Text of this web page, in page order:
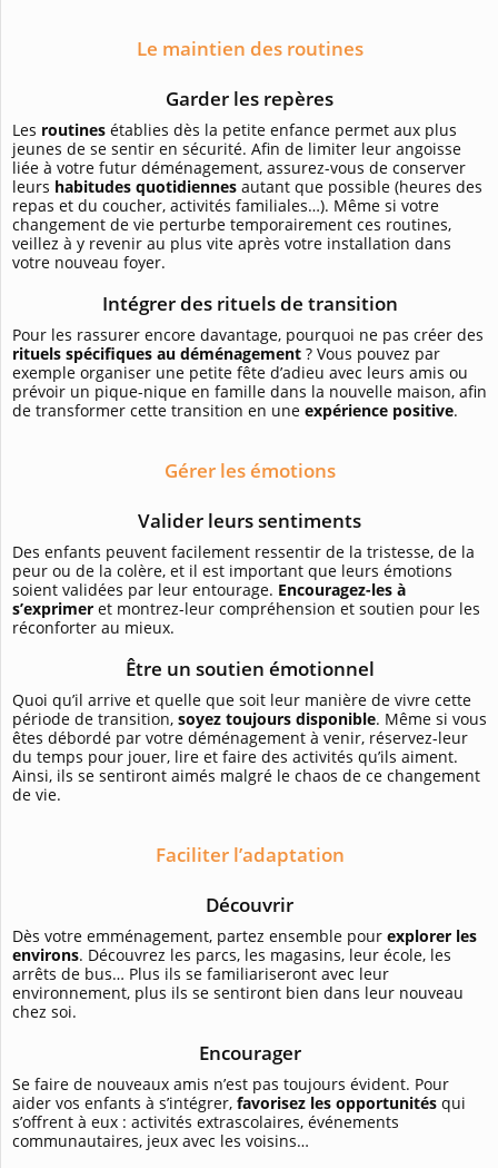
Le maintien des routines
Garder les repères
Les routines établies dès la petite enfance permet aux plus
jeunes de se sentir en sécurité. Afin de limiter leur angoisse
liée à votre futur déménagement, assurez-vous de conserver
leurs habitudes quotidiennes autant que possible (heures des
repas et du coucher, activités familiales…). Même si votre
changement de vie perturbe temporairement ces routines,
veillez à y revenir au plus vite après votre installation dans
votre nouveau foyer.
Intégrer des rituels de transition
Pour les rassurer encore davantage, pourquoi ne pas créer des
rituels spécifiques au déménagement ? Vous pouvez par
exemple organiser une petite fête d’adieu avec leurs amis ou
prévoir un pique-nique en famille dans la nouvelle maison, afin
de transformer cette transition en une expérience positive.
Gérer les émotions
Valider leurs sentiments
Des enfants peuvent facilement ressentir de la tristesse, de la
peur ou de la colère, et il est important que leurs émotions
soient validées par leur entourage. Encouragez-les à
s’exprimer et montrez-leur compréhension et soutien pour les
réconforter au mieux.
Être un soutien émotionnel
Quoi qu’il arrive et quelle que soit leur manière de vivre cette
période de transition, soyez toujours disponible. Même si vous
êtes débordé par votre déménagement à venir, réservez-leur
du temps pour jouer, lire et faire des activités qu’ils aiment.
Ainsi, ils se sentiront aimés malgré le chaos de ce changement
de vie.
Faciliter l’adaptation
Découvrir
Dès votre emménagement, partez ensemble pour explorer les
environs. Découvrez les parcs, les magasins, leur école, les
arrêts de bus… Plus ils se familiariseront avec leur
environnement, plus ils se sentiront bien dans leur nouveau
chez soi.
Encourager
Se faire de nouveaux amis n’est pas toujours évident. Pour
aider vos enfants à s’intégrer, favorisez les opportunités qui
s’offrent à eux : activités extrascolaires, événements
communautaires, jeux avec les voisins…